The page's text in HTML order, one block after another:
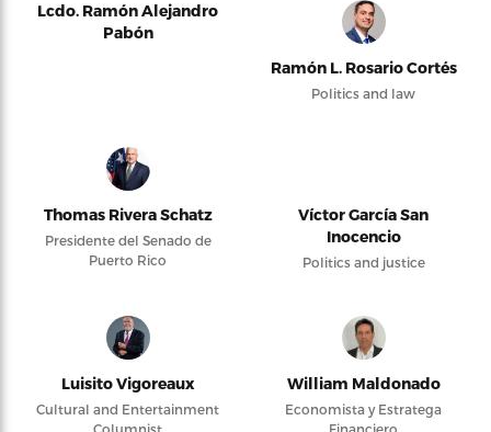
Lcdo. Ramón Alejandro
Pabón
Ramón L. Rosario Cortés
Politics and law
Thomas Rivera Schatz
Presidente del Senado de
Puerto Rico
Víctor García San
Inocencio
Politics and justice
Luisito Vigoreaux
Cultural and Entertainment
Columnist
William Maldonado
Economista y Estratega
Financiero